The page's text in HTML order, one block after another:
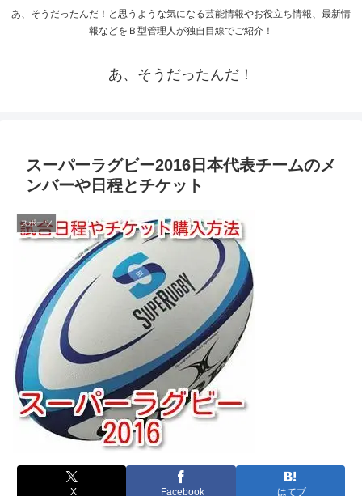
あ、そうだったんだ！と思うような気になる芸能情報やお役立ち情報、最新情
報などをＢ型管理人が独自目線でご紹介！
あ、そうだったんだ！
スーパーラグビー2016日本代表チームのメ
ンバーや日程とチケット
スポーツ
X Facebook はてブ